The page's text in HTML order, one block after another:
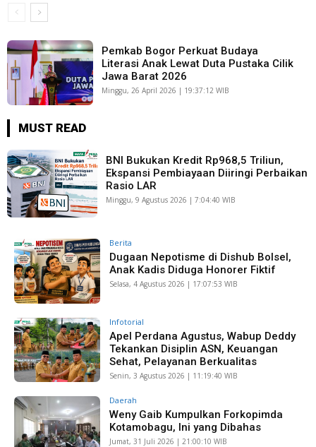
Pemkab Bogor Perkuat Budaya
Literasi Anak Lewat Duta Pustaka Cilik
Jawa Barat 2026
Minggu, 26 April 2026 | 19:37:12 WIB
MUST READ
BNI Bukukan Kredit Rp968,5 Triliun,
Ekspansi Pembiayaan Diiringi Perbaikan
Rasio LAR
Minggu, 9 Agustus 2026 | 7:04:40 WIB
Berita
Dugaan Nepotisme di Dishub Bolsel,
Anak Kadis Diduga Honorer Fiktif
Selasa, 4 Agustus 2026 | 17:07:53 WIB
Infotorial
Apel Perdana Agustus, Wabup Deddy
Tekankan Disiplin ASN, Keuangan
Sehat, Pelayanan Berkualitas
Senin, 3 Agustus 2026 | 11:19:40 WIB
Daerah
Weny Gaib Kumpulkan Forkopimda
Kotamobagu, Ini yang Dibahas
Jumat, 31 Juli 2026 | 21:00:10 WIB